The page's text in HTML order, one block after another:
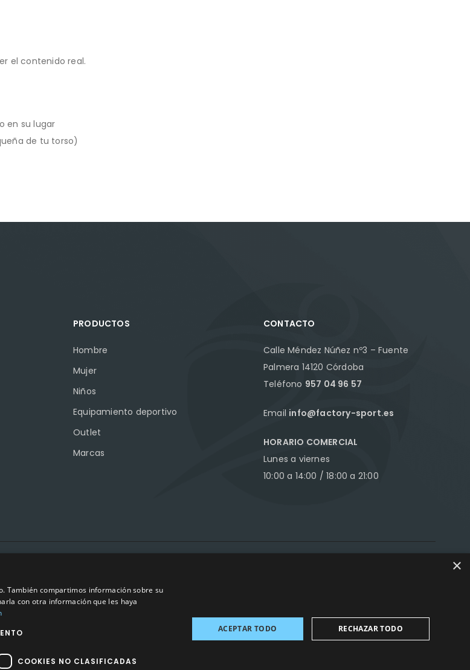
el contenido real.
en su lugar
de tu torso)
PRODUCTOS
Hombre
Mujer
Niños
Equipamiento deportivo
Outlet
Marcas
CONTACTO
Calle Méndez Núñez nº3 – Fuente
Palmera 14120 Córdoba
Teléfono 957 04 96 57
Email info@factory-sport.es
HORARIO COMERCIAL
Lunes a viernes
10:00 a 14:00 / 18:00 a 21:00
×
También compartimos información sobre su
con otra información que les haya
COOKIES NO CLASIFICADAS
ACEPTAR TODO RECHAZAR TODO